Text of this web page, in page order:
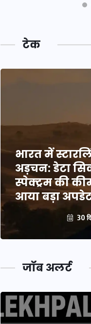
टेक
भारत में
अड़चन: डेटा
स्पेक्ट्रम की
आया बड़ा
30
जॉब अलर्ट